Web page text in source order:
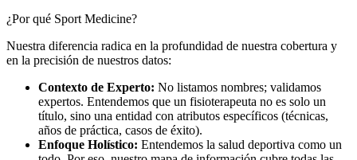
¿Por qué Sport Medicine?
Nuestra diferencia radica en la profundidad de nuestra cobertura y
en la precisión de nuestros datos:
Contexto de Experto: No listamos nombres; validamos
expertos. Entendemos que un fisioterapeuta no es solo un
título, sino una entidad con atributos específicos (técnicas,
años de práctica, casos de éxito).
Enfoque Holístico: Entendemos la salud deportiva como un